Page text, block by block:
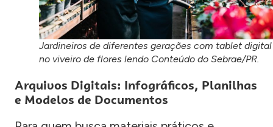
Jardineiros de diferentes gerações com tablet digital
no viveiro de flores lendo Conteúdo do Sebrae/PR.
Arquivos Digitais: Infográficos, Planilhas
e Modelos de Documentos